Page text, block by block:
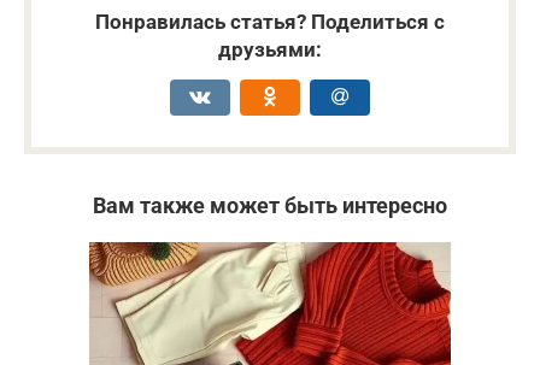
Понравилась статья? Поделиться с
друзьями:
Вам также может быть интересно